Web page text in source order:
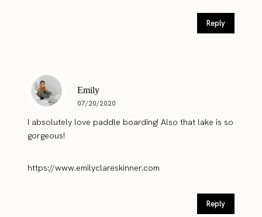
Reply
Emily
07/20/2020
I absolutely love paddle boarding! Also that lake is so
gorgeous!
https://www.emilyclareskinner.com
Reply